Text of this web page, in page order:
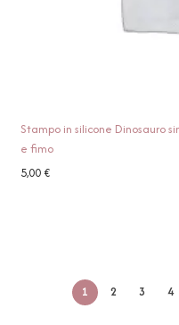
Stampo in silicone Dinosauro
e fimo
5,00€
1 2 3 4